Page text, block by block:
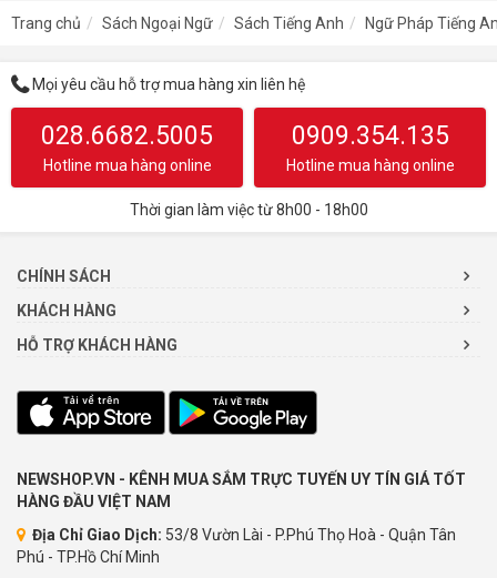
Trang chủ Sách Ngoại Ngữ Sách Tiếng Anh Ngữ Pháp Tiếng
Mọi yêu cầu hỗ trợ mua hàng xin liên hệ
028.6682.5005
Hotline mua hàng online
0909.354.135
Hotline mua hàng online
Thời gian làm việc từ 8h00 - 18h00
CHÍNH SÁCH
KHÁCH HÀNG
HỖ TRỢ KHÁCH HÀNG
NEWSHOP.VN - KÊNH MUA SẮM TRỰC TUYẾN UY TÍN GIÁ TỐT
HÀNG ĐẦU VIỆT NAM
Địa Chỉ Giao Dịch: 53/8 Vườn Lài - P.Phú Thọ Hoà - Quận Tân
Phú - TP.Hồ Chí Minh